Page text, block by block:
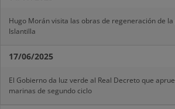
Hugo Morán visita las obras de regeneración de
Islantilla
17/06/2025
El Gobierno da luz verde al Real Decreto que
marinas de segundo ciclo